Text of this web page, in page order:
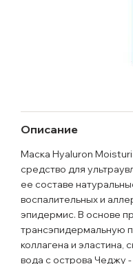
Описание
Маска Hyaluron
средство для
ее составе
воспалительных и
эпидермис. В основе
трансэпидермальную
коллагена и эластина,
вода с острова Чеджу